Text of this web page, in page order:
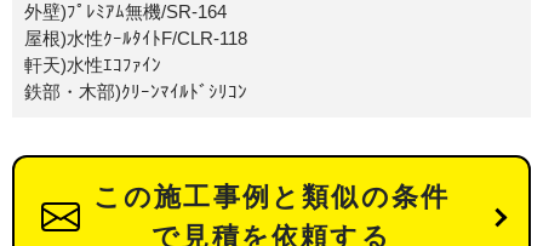
外壁)ﾌﾟﾚﾐｱﾑ無機/SR-164
屋根)水性ｸｰﾙﾀｲﾄF/CLR-118
軒天)水性ｴｺﾌｧｲﾝ
鉄部・木部)ｸﾘｰﾝﾏｲﾙﾄﾞｼﾘｺﾝ
この施工事例と類似の条件
で見積を依頼する